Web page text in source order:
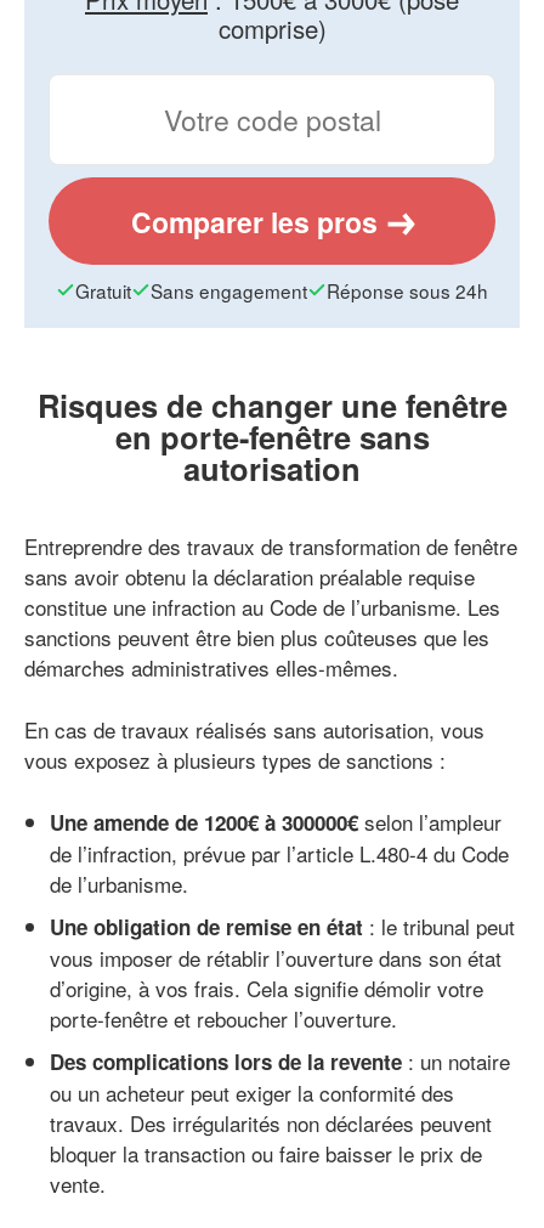
comprise)
Comparer les pros
Gratuit Sans engagement Réponse sous 24h
Risques de changer une fenêtre
en porte-fenêtre sans
autorisation
Entreprendre des travaux de transformation de fenêtre
sans avoir obtenu la déclaration préalable requise
constitue une infraction au Code de l’urbanisme. Les
sanctions peuvent être bien plus coûteuses que les
démarches administratives elles-mêmes.
En cas de travaux réalisés sans autorisation, vous
vous exposez à plusieurs types de sanctions :
Une amende de 1200€ à 300000€ selon l’ampleur
de l’infraction, prévue par l’article L.480-4 du Code
de l’urbanisme.
Une obligation de remise en état : le tribunal peut
vous imposer de rétablir l’ouverture dans son état
d’origine, à vos frais. Cela signifie démolir votre
porte-fenêtre et reboucher l’ouverture.
Des complications lors de la revente : un notaire
ou un acheteur peut exiger la conformité des
travaux. Des irrégularités non déclarées peuvent
bloquer la transaction ou faire baisser le prix de
vente.